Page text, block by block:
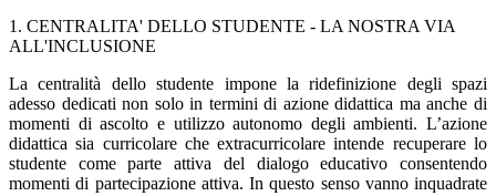
1. CENTRALITA' DELLO STUDENTE - LA NOSTRA VIA
ALL'INCLUSIONE
La centralità dello studente impone la ridefinizione degli spazi
adesso dedicati non solo in termini di azione didattica ma anche di
momenti di ascolto e utilizzo autonomo degli ambienti. L’azione
didattica sia curricolare che extracurricolare intende recuperare lo
studente come parte attiva del dialogo educativo consentendo
momenti di partecipazione attiva. In questo senso vanno inquadrate